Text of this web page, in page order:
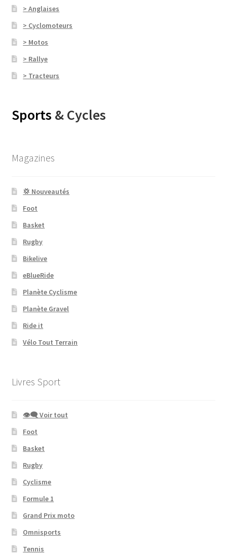
> Anglaises
> Cyclomoteurs
> Motos
> Rallye
> Tracteurs
Sports & Cycles
Magazines
💢 Nouveautés
Foot
Basket
Rugby
Bikelive
eBlueRide
Planète Cyclisme
Planète Gravel
Ride it
Vélo Tout Terrain
Livres Sport
👁‍🗨 Voir tout
Foot
Basket
Rugby
Cyclisme
Formule 1
Grand Prix moto
Omnisports
Tennis